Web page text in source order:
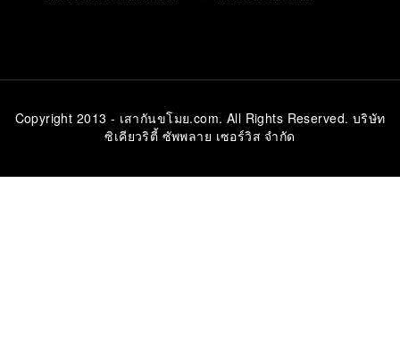
Copyright 2013 - เสากันขโมย.com. All Rights Reserved. บริษัท
ซิเคียวริตี้ ซัพพลาย เซอร์วิส จำกัด